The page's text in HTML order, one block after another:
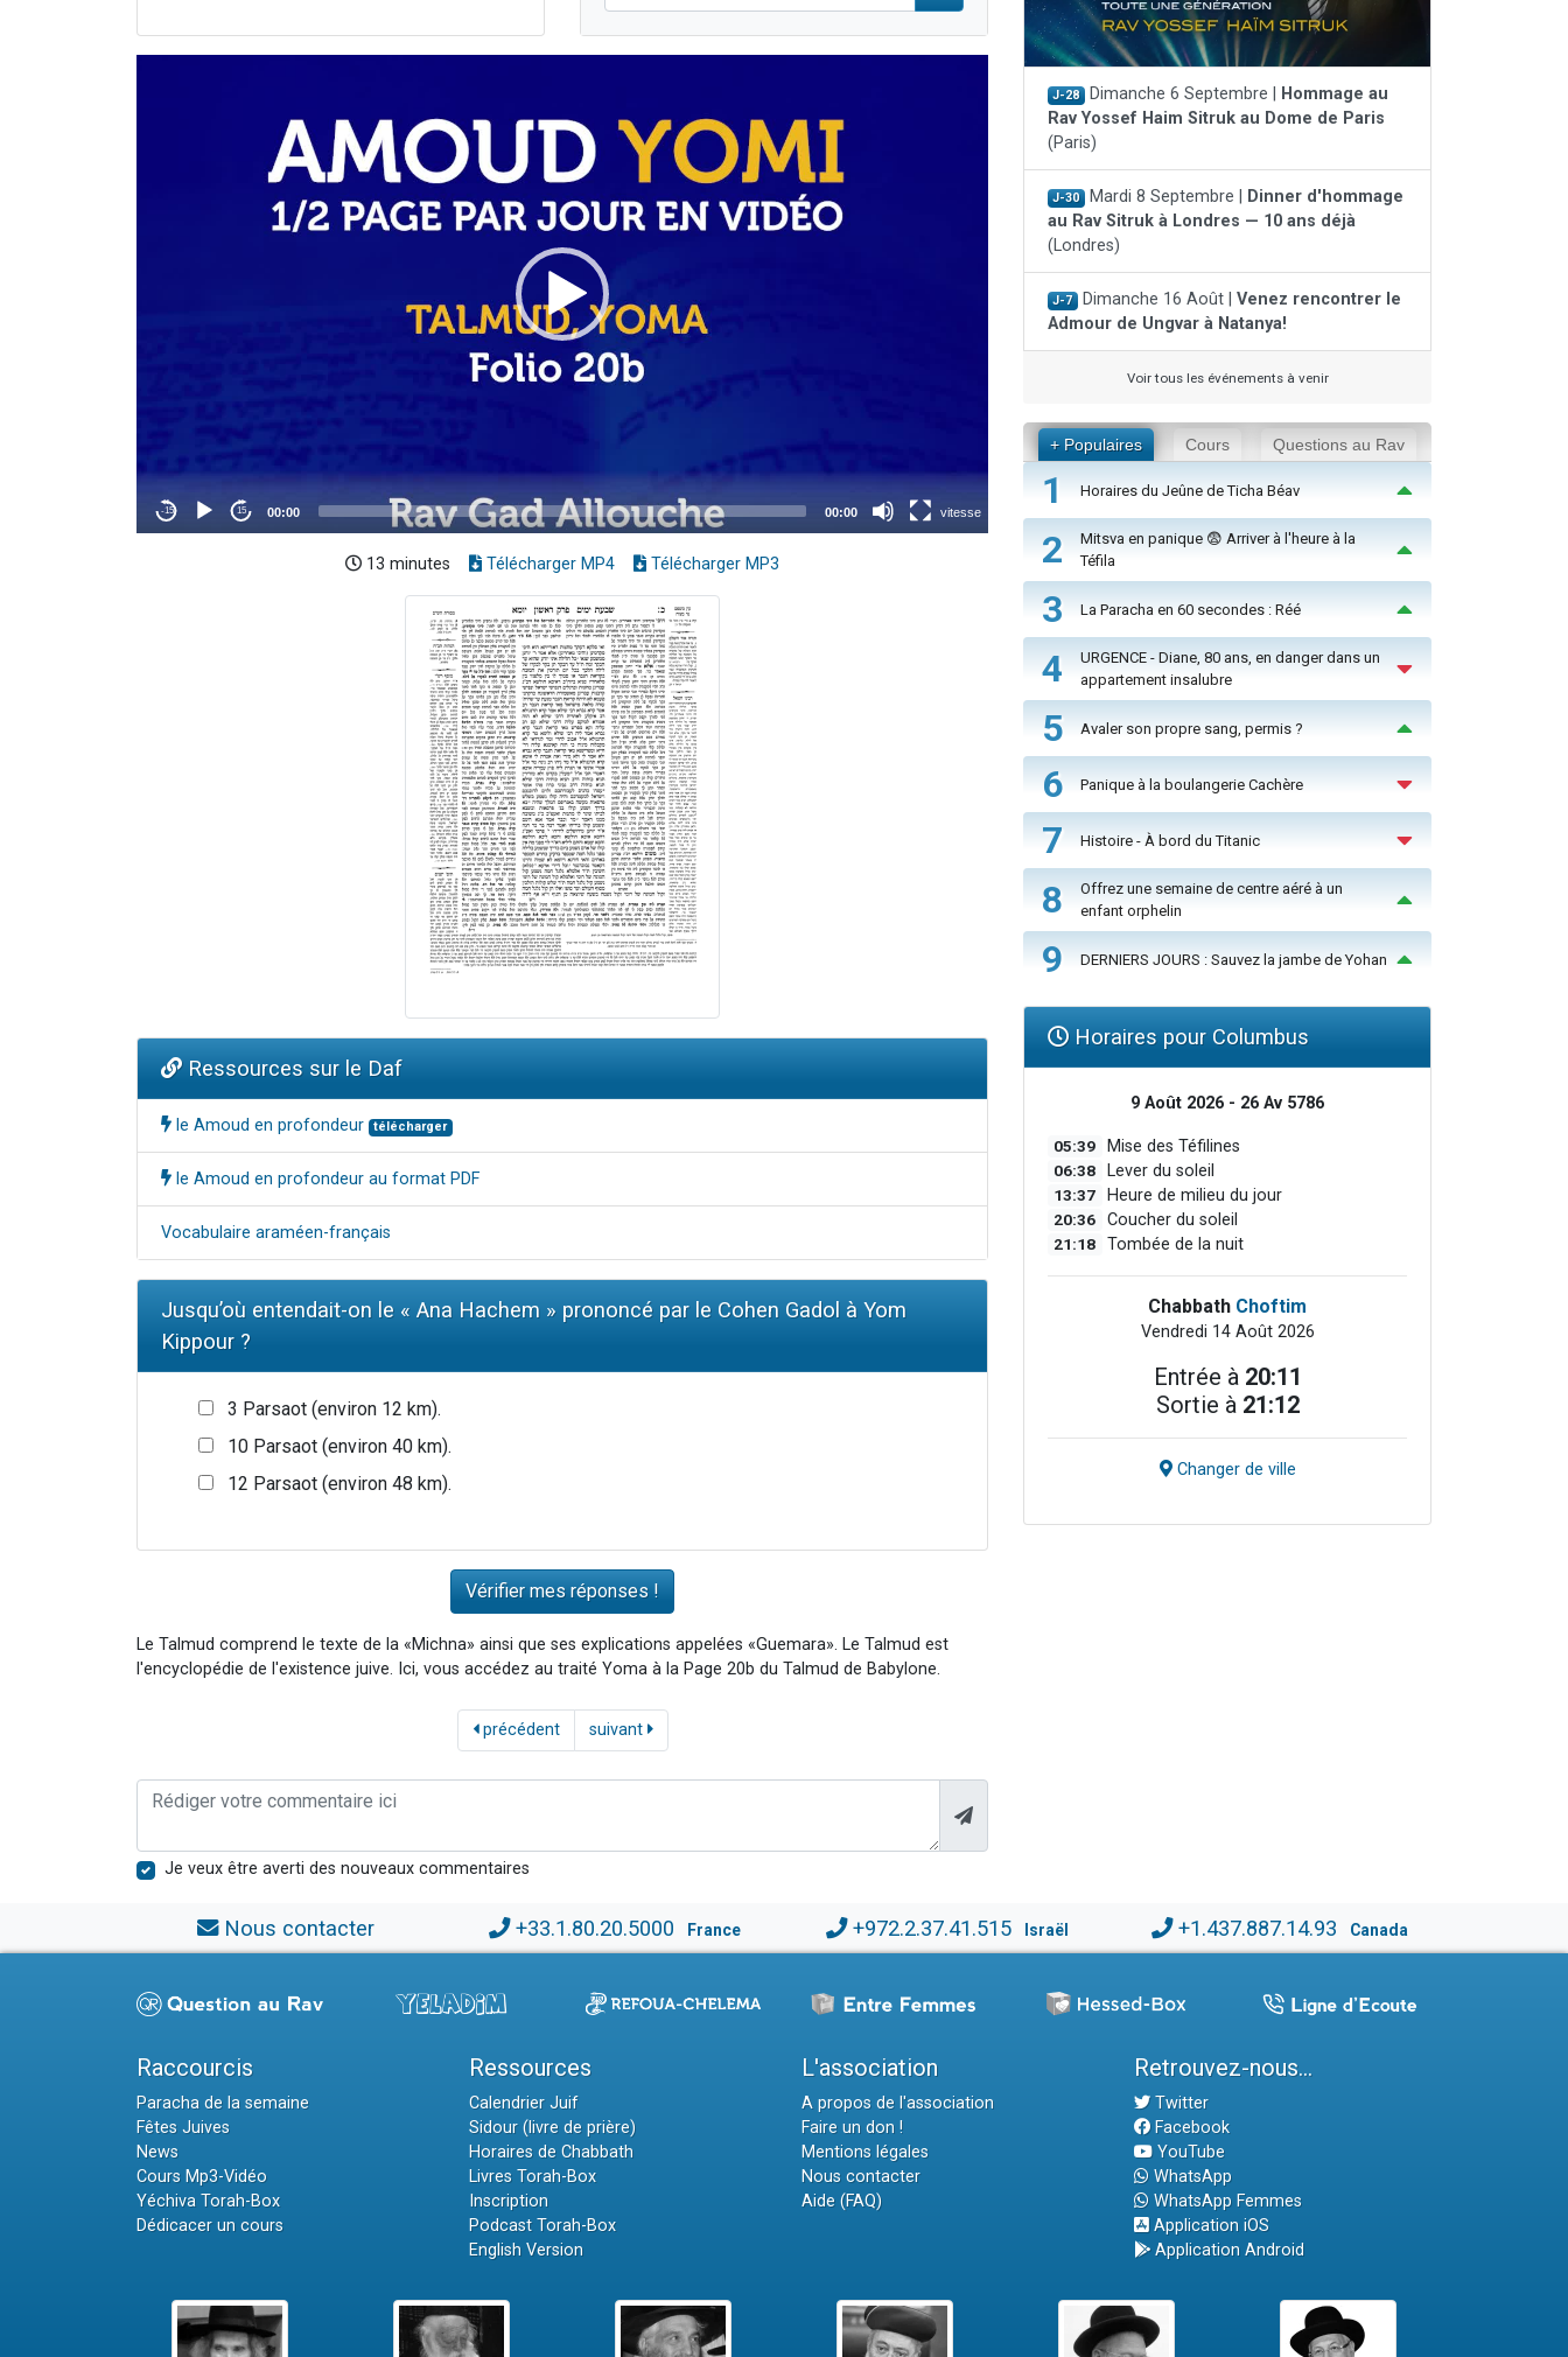
13 minutes Télécharger MP4 Télécharger MP3
Ressources sur le Daf
le Amoud en profondeur télécharger
le Amoud en profondeur au format PDF
Vocabulaire araméen-français
Jusqu’où entendait-on le « Ana Hachem » prononcé par le Cohen Gadol à Yom
Kippour ?
3 Parsaot (environ 12 km).
10 Parsaot (environ 40 km).
12 Parsaot (environ 48 km).
Le Talmud comprend le texte de la «Michna» ainsi que ses explications appelées «Guemara». Le Talmud est
l'encyclopédie de l'existence juive. Ici, vous accédez au traité Yoma à la Page 20b du Talmud de Babylone.
précédent suivant
Je veux être averti des nouveaux commentaires
J-28 Dimanche 6 Septembre |
Hommage au
Rav Yossef Haim Sitruk au Dome de Paris
(Paris)
J-30 Mardi 8 Septembre |
Dinner d'hommage
au Rav Sitruk à Londres — 10 ans déjà
(Londres)
J-7 Dimanche 16 Août | Venez rencontrer le
Admour de Ungvar à Natanya!
Voir tous les événements à venir
+ Populaires Cours Questions au Rav
1 Horaires du Jeûne de Ticha Béav
2
Mitsva en panique 😨 Arriver à l'heure à la
Téfila
3 La Paracha en 60 secondes : Réé
4
URGENCE - Diane, 80 ans, en danger dans un
appartement insalubre
5 Avaler son propre sang, permis ?
6 Panique à la boulangerie Cachère
7 Histoire - À bord du Titanic
8
Offrez une semaine de centre aéré à un
enfant orphelin
9 DERNIERS JOURS : Sauvez la jambe de Yohan
Horaires pour Columbus
9 Août 2026 - 26 Av 5786
05:39 Mise des Téfilines
06:38 Lever du soleil
13:37 Heure de milieu du jour
20:36 Coucher du soleil
21:18 Tombée de la nuit
Chabbath Choftim
Vendredi 14 Août 2026
Entrée à 20:11
Sortie à 21:12
Changer de ville
Nous contacter +33.1.80.20.5000 France +972.2.37.41.515 Israël +1.437.887.14.93 Canada
Raccourcis
Paracha de la semaine
Fêtes Juives
News
Cours Mp3-Vidéo
Yéchiva Torah-Box
Dédicacer un cours
Ressources
Calendrier Juif
Sidour (livre de prière)
Horaires de Chabbath
Livres Torah-Box
Inscription
Podcast Torah-Box
English Version
L'association
A propos de l'association
Faire un don !
Mentions légales
Nous contacter
Aide (FAQ)
Retrouvez-nous...
Twitter
Facebook
YouTube
WhatsApp
WhatsApp Femmes
Application iOS
Application Android